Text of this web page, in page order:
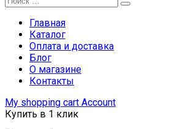
Главная
Каталог
Оплата и доставка
Блог
О магазине
Контакты
My shopping cart Account
Купить в 1 клик